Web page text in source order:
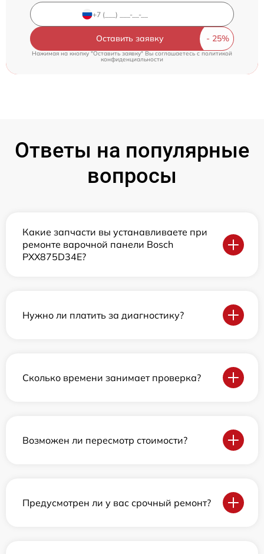
Оставить заявку
Нажимая на кнопку "Оставить заявку" Вы соглашаетесь cполитикой
конфиденциальности
Ответы на популярные
вопросы
Какие запчасти вы устанавливаете при
ремонте варочной панели Bosch
PXX875D34E?
Нужно ли платить за диагностику?
Сколько времени занимает проверка?
Возможен ли пересмотр стоимости?
Предусмотрен ли у вас срочный ремонт?